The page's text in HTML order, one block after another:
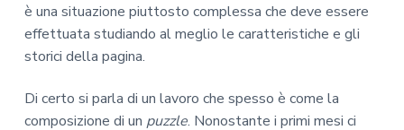
è una situazione piuttosto complessa che deve essere
effettuata studiando al meglio le caratteristiche e gli
storici della pagina.
Di certo si parla di un lavoro che spesso è come la
composizione di un puzzle. Nonostante i primi mesi ci